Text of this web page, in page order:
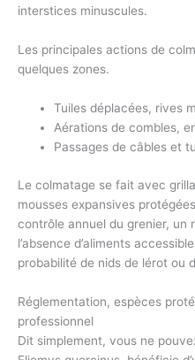
interstices minuscules.
Les principales actions de
quelques zones.
Tuiles déplacées, rives
Aérations de combles,
Passages de câbles et
Le colmatage se fait avec
mousses expansives
contrôle annuel du grenier, un
l’absence d’aliments
probabilité de nids de lérot ou
Réglementation, espèces
professionnel
Dit simplement, vous ne